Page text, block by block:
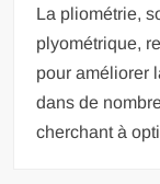
La pliométrie,
plyométrique,
pour améliorer
dans de
cherchant à